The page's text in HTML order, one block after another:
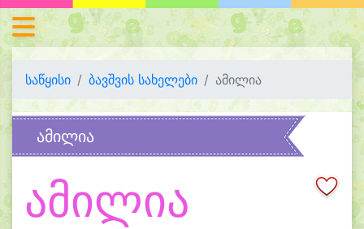
საწყისი ბავშვის სახელები ამილია
ამილია
ამილია